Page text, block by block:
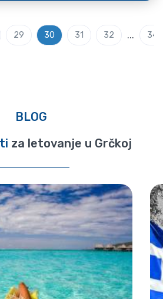
29 30 31 32 ... 34
BLOG
za letovanje u Grčkoj